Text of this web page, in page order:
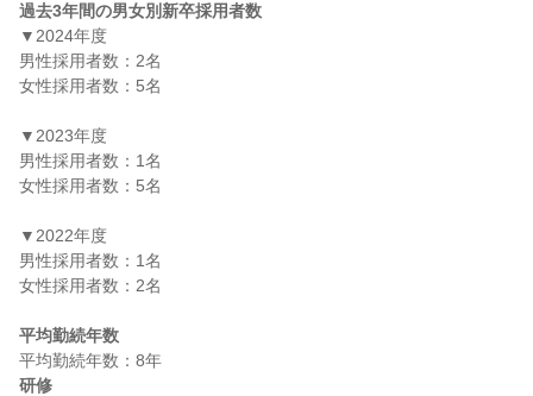
過去3年間の男女別新卒採用者数
▼2024年度
男性採用者数：2名
女性採用者数：5名
▼2023年度
男性採用者数：1名
女性採用者数：5名
▼2022年度
男性採用者数：1名
女性採用者数：2名
平均勤続年数
研修